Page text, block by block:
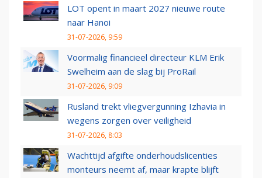
LOT opent in maart 2027 nieuwe route
naar Hanoi
31-07-2026, 9:59
Voormalig financieel directeur KLM Erik
Swelheim aan de slag bij ProRail
31-07-2026, 9:09
Rusland trekt vliegvergunning Izhavia in
wegens zorgen over veiligheid
31-07-2026, 8:03
Wachttijd afgifte onderhoudslicenties
monteurs neemt af, maar krapte blijft